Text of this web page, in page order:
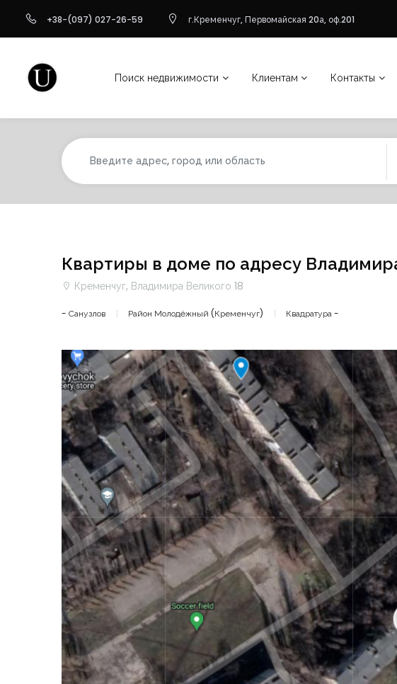
+38-(097) 027-26-59 г.Кременчуг, Первомайская 20а, оф.201
Поиск недвижимости Клиентам Контакты
Квартиры в доме по адресу
Кременчуг, Владимира Великого 18
- Санузлов Район Молодёжный (Кременчуг) Квадратура -